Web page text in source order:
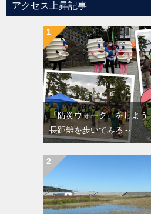
アクセス上昇記事
「防災ウォーク」をしよ
長距離を歩いてみる～